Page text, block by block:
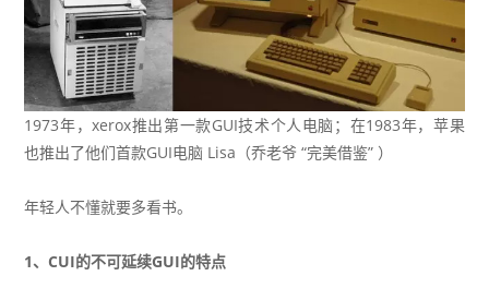
1973年，xerox推出第一款GUI技术个人电脑；在1983年，苹果
也推出了他们首款GUI电脑 Lisa（乔老爷 “完美借鉴” ）
年轻人不懂就要多看书。
1、CUI的不可延续GUI的特点